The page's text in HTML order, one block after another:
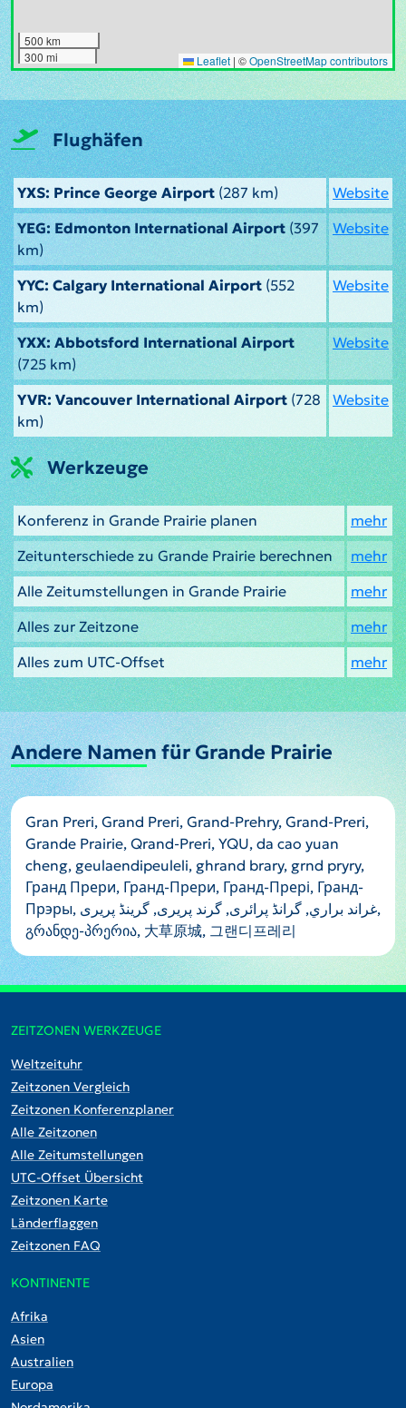
500 km
300 mi
Leaflet | ©OpenStreetMap contributors
Flughäfen
YXS: Prince George Airport (287 km)
Website
YEG: Edmonton International Airport(397
km)
Website
YYC: Calgary International Airport (552
km)
Website
YXX: Abbotsford International Airport
(725 km)
Website
YVR: Vancouver International Airport (728
km)
Website
Werkzeuge
Konferenz in Grande Prairie planen
mehr
Zeitunterschiede zu Grande Prairie berechnen
mehr
Alle Zeitumstellungen in Grande Prairie
mehr
Alles zur Zeitzone
mehr
Alles zum UTC-Offset
mehr
Andere Namen für Grande Prairie
Gran Preri, Grand Preri, Grand-Prehry, Grand-Preri,
Grande Prairie, Qrand-Preri, YQU, da cao yuan
cheng, geulaendipeuleli, ghrand brary, grnd pryry,
Гранд Прери, Гранд-Прери, Гранд-Прері, Гранд-
Прэры, غراند براري, گرانڈ پرائری, گرند پریری, گرینڈ پریری,
გრანდე-პრერია, 大草原城, 그랜디프레리
ZEITZONEN WERKZEUGE
Weltzeituhr
Zeitzonen Vergleich
Zeitzonen Konferenzplaner
Alle Zeitzonen
Alle Zeitumstellungen
UTC-Offset Übersicht
Zeitzonen Karte
Länderflaggen
Zeitzonen FAQ
KONTINENTE
Afrika
Asien
Australien
Europa